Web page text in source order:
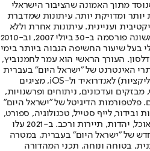
מתוך האמונה שהציבור הישראלי
יותר ומדויקת יותר. עיתונות שמדברת
ועניינית. עיתונות אחרת וללא
תשלום. המהדורה המודפסת הראשונה פורסמה ב-30 ביולי 2007, וב-2010
בעל שיעור החשיפה הגבוה ביותר בימי
העורך הראשי הוא עמר לחמנוביץ,
האינטרנט של "ישראל היום" בעברית
ובאנגלית, כמו כן היישומונים (אפליקציות) לאנדרואיד ול-iOS, מציגים
ועדכונים, ניתוחים ופרשנויות,
פלטפורמות הדיגיטל של "ישראל היום"
ובידור, לייף סטייל, טכנולוגיה, ספורט,
כלכלה וצרכנות, בריאות, חיילים, אוכל, יהדות, תיירות ורכב. ב-2021 עלו
של "ישראל היום" בעברית, במטרה
בטוחה ונוחה. תכני המהדורה